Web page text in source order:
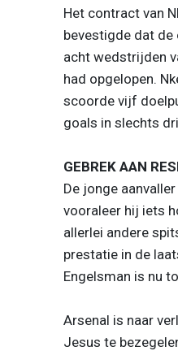
Het contract van
bevestigde dat de
acht wedstrijden
had opgelopen.
scoorde vijf
goals in slechts
GEBREK AAN
De jonge
vooraleer hij iets
allerlei andere
prestatie in de
Engelsman is nu
Arsenal is naar
Jesus te